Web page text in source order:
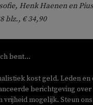
Henk Haenen en
blz., € 34,90
bent...
kost geld. Leden en
berichtgeving
vrijheid mogelijk. Steun